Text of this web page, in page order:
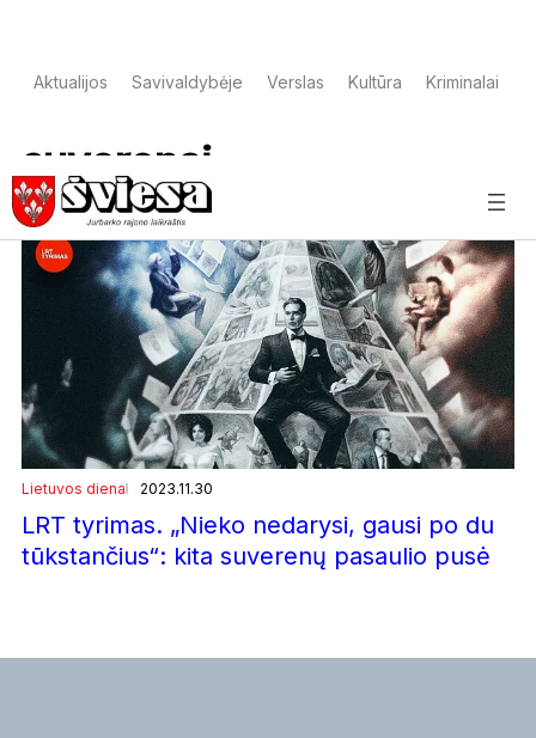
Aktualijos Savivaldybėje Verslas Kultūra Kriminalai
suverenai
Lietuvos diena 2023.11.30
LRT tyrimas. „Nieko nedarysi, gausi po du
tūkstančius“: kita suverenų pasaulio pusė